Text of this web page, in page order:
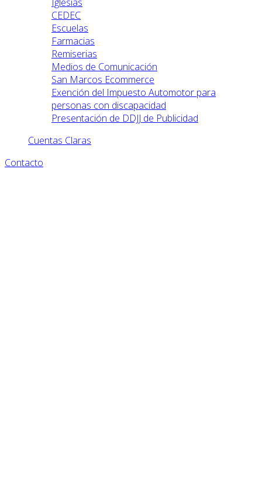
CEDEC
Escuelas
Farmacias
Remiserias
Medios de Comunicación
San Marcos Ecommerce
Exención del Impuesto Automotor para
personas con discapacidad
Presentación de DDJJ de Publicidad
Cuentas Claras
Contacto